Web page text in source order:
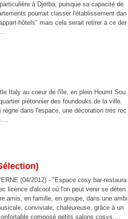
à Djerba, puisque sa capacité de
pourrait classer l'établissement dan
hôtels" mais cela serait retirer à ce der
Italy au coeur de l'île, en plein Houmt Sou
piétonnier des foundouks de la ville.
dans l'espace, une décoration très rec
(04/2012) - "Espace cosy bar-restaura
licence d'alcool où l'on peut venir se déten
amis, en famille, en groupe, dans une ambi
conviviale, chaleureuse, grâce à un
composé petits salons cosys,...